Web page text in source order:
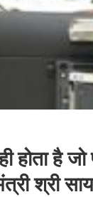
होता है
श्री साय